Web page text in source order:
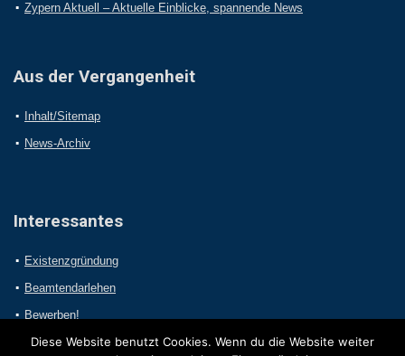
Zypern Aktuell – Aktuelle Einblicke, spannende News
Aus der Vergangenheit
Inhalt/Sitemap
News-Archiv
Interessantes
Existenzgründung
Beamtendarlehen
Bewerben!
Diese Website benutzt Cookies. Wenn du die Website weiter